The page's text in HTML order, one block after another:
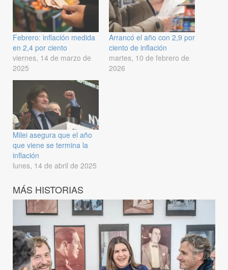
Febrero: inflación medida
en 2,4 por ciento
viernes, 14 de marzo de
2025
Arrancó el año con 2,9 por
ciento de inflación
martes, 10 de febrero de
2026
Milei asegura que el año
que viene se termina la
inflación
lunes, 14 de abril de 2025
MÁS HISTORIAS